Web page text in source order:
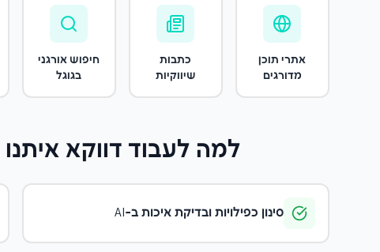
אתרי תוכן
מדורגים
כתבות
שיווקיות
חיפוש אורגני
בגוגל
למה לעבוד דווקא איתנו
סינון כפילויות ובדיקת איכות ב-AI